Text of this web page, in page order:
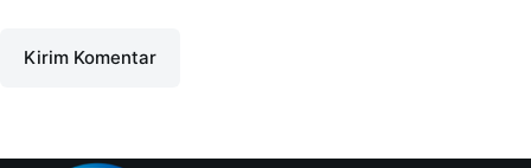
Kirim Komentar